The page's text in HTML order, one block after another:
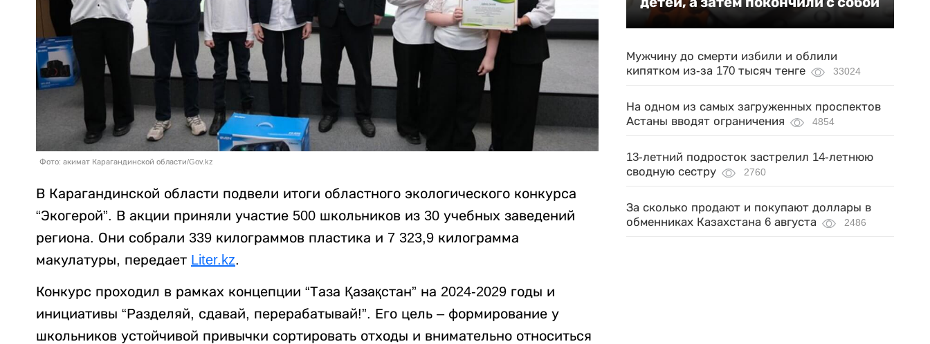
Фото: акимат Карагандинской области/Gov.kz
В Карагандинской области подвели итоги областного экологического конкурса
“Экогерой”. В акции приняли участие 500 школьников из 30 учебных заведений
региона. Они собрали 339 килограммов пластика и 7 323,9 килограмма
макулатуры, передает Liter.kz.
Конкурс проходил в рамках концепции “Таза Қазақстан” на 2024-2029 годы и
инициативы “Разделяй, сдавай, перерабатывай!”. Его цель – формирование у
школьников устойчивой привычки сортировать отходы и внимательно относиться
Мужчину до смерти избили и облили
кипятком из-за 170 тысяч тенге
33024
На одном из самых загруженных проспектов
Астаны вводят ограничения
4854
13-летний подросток застрелил 14-летнюю
сводную сестру
2760
За сколько продают и покупают доллары в
обменниках Казахстана 6 августа
2486